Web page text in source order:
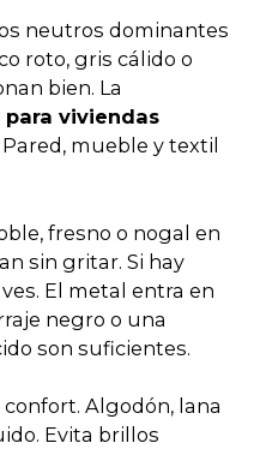
neutros dominantes
roto, gris cálido o
bien. La
viviendas
mueble y textil
fresno o nogal en
sin gritar. Si hay
El metal entra en
negro o una
son suficientes.
Algodón, lana
Evita brillos